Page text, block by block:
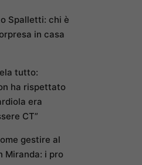
Spalletti: chi è
in casa
tutto:
ha rispettato
era
CT”
gestire al
Miranda: i pro